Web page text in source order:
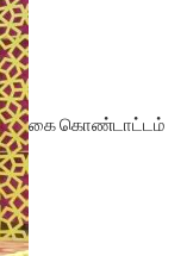
கை கொண்டாட்டம்